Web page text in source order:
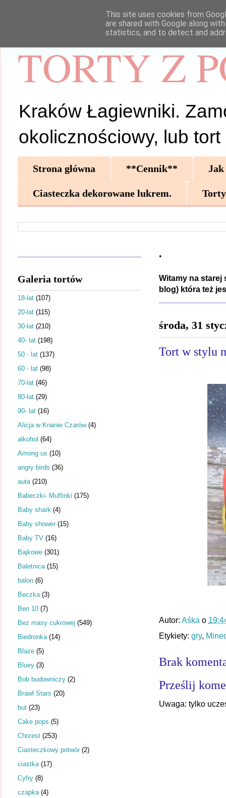
TORTY Z
Kraków Łagiewniki.
okolicznościowy, lub tort
Strona główna **Cennik** Jak
Ciasteczka dekorowane lukrem.
.
Witamy na starej
blog) która też
środa, 31
Tort w stylu
Autor: Aśka o
Etykiety: gry,
Brak
Prześlij
Uwaga: tylko
Galeria tortów
18-lat (107)
20-lat (115)
30-lat (210)
40- lat (198)
50 - lat (137)
60 - lat (98)
70-lat (46)
80-lat (29)
90- lat (16)
Alicja w Krainie Czarów (4)
alkohol (64)
Among us (10)
angry birds (36)
auta (210)
Babeczki- Muffinki (175)
Baby shark (4)
Baby shower (15)
Baby TV (16)
Bajkowe (301)
Baletnica (15)
balon (6)
Beczka (3)
Ben 10 (7)
Bez masy cukrowej (549)
Biedronka (14)
Blaze (5)
Bluey (3)
Bob budowniczy (2)
Brawl Stars (20)
but (23)
Cake pops (5)
Chrzest (253)
Ciasteczkowy potwór (2)
ciastka (17)
Cyfry (8)
czapka (4)
This site uses cookies from
are shared with Google along
statistics, and to detect and